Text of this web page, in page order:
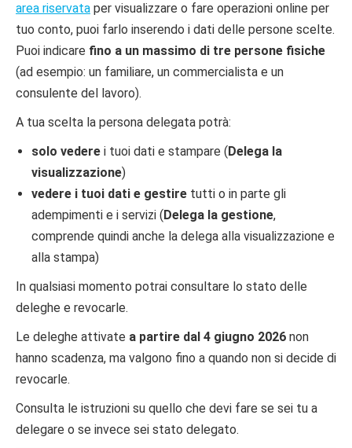
area riservata per visualizzare o fare operazioni online per
tuo conto, puoi farlo inserendo i dati delle persone scelte.
Puoi indicare fino a un massimo di tre persone fisiche
(ad esempio: un familiare, un commercialista e un
consulente del lavoro).
A tua scelta la persona delegata potrà:
solo vedere i tuoi dati e stampare (Delega la
visualizzazione)
vedere i tuoi dati e gestire tutti o in parte gli
adempimenti e i servizi (Delega la gestione,
comprende quindi anche la delega alla visualizzazione e
alla stampa)
In qualsiasi momento potrai consultare lo stato delle
deleghe e revocarle.
Le deleghe attivate a partire dal 4 giugno 2026 non
hanno scadenza, ma valgono fino a quando non si decide di
revocarle.
Consulta le istruzioni su quello che devi fare se sei tu a
delegare o se invece sei stato delegato.